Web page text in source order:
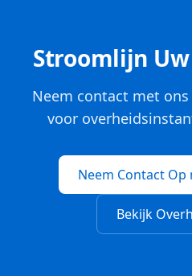
Stroomlijn Uw
Neem contact met
voor
Neem Contact
Bekijk